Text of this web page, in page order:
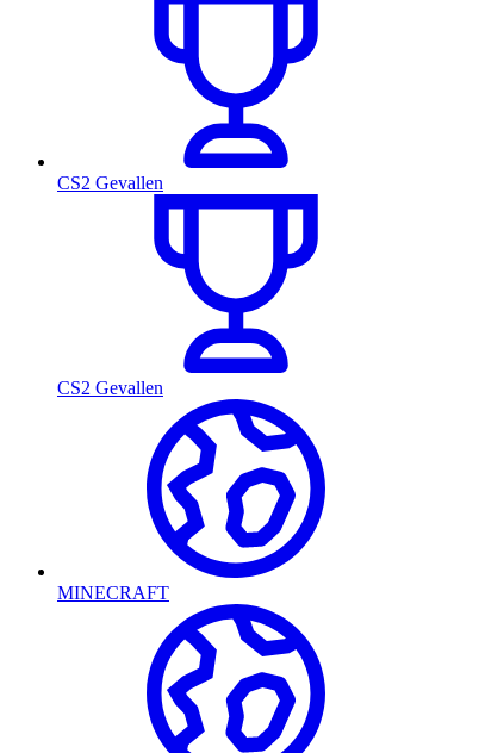
CS2 Gevallen
CS2 Gevallen
MINECRAFT